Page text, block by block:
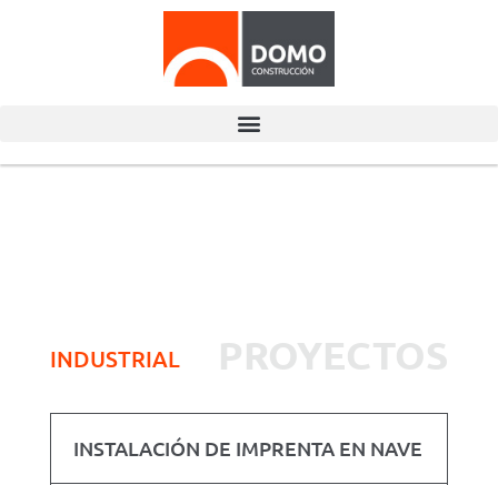
INDUSTRIAL PROYECTOS
INSTALACIÓN DE IMPRENTA EN NAVE